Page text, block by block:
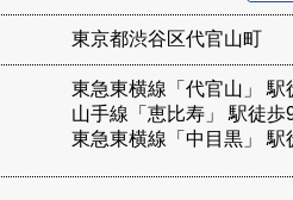
東京都渋谷区代官山町
東急東横線「代官山」 駅
山手線「恵比寿」 駅徒歩
東急東横線「中目黒」 駅